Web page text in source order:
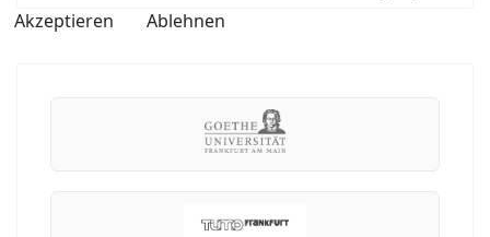
Akzeptieren
Ablehnen